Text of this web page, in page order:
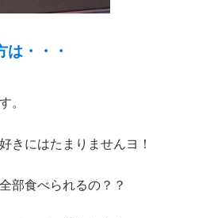
は・・・
。
きにはたまりませんヨ！
部食べられるの？？